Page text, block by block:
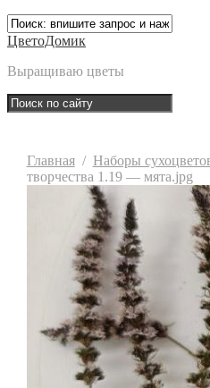
ЦветоДомик
Выращиваю цветы
Главная/ Наборы
творчества 1.19 — мята.jpg